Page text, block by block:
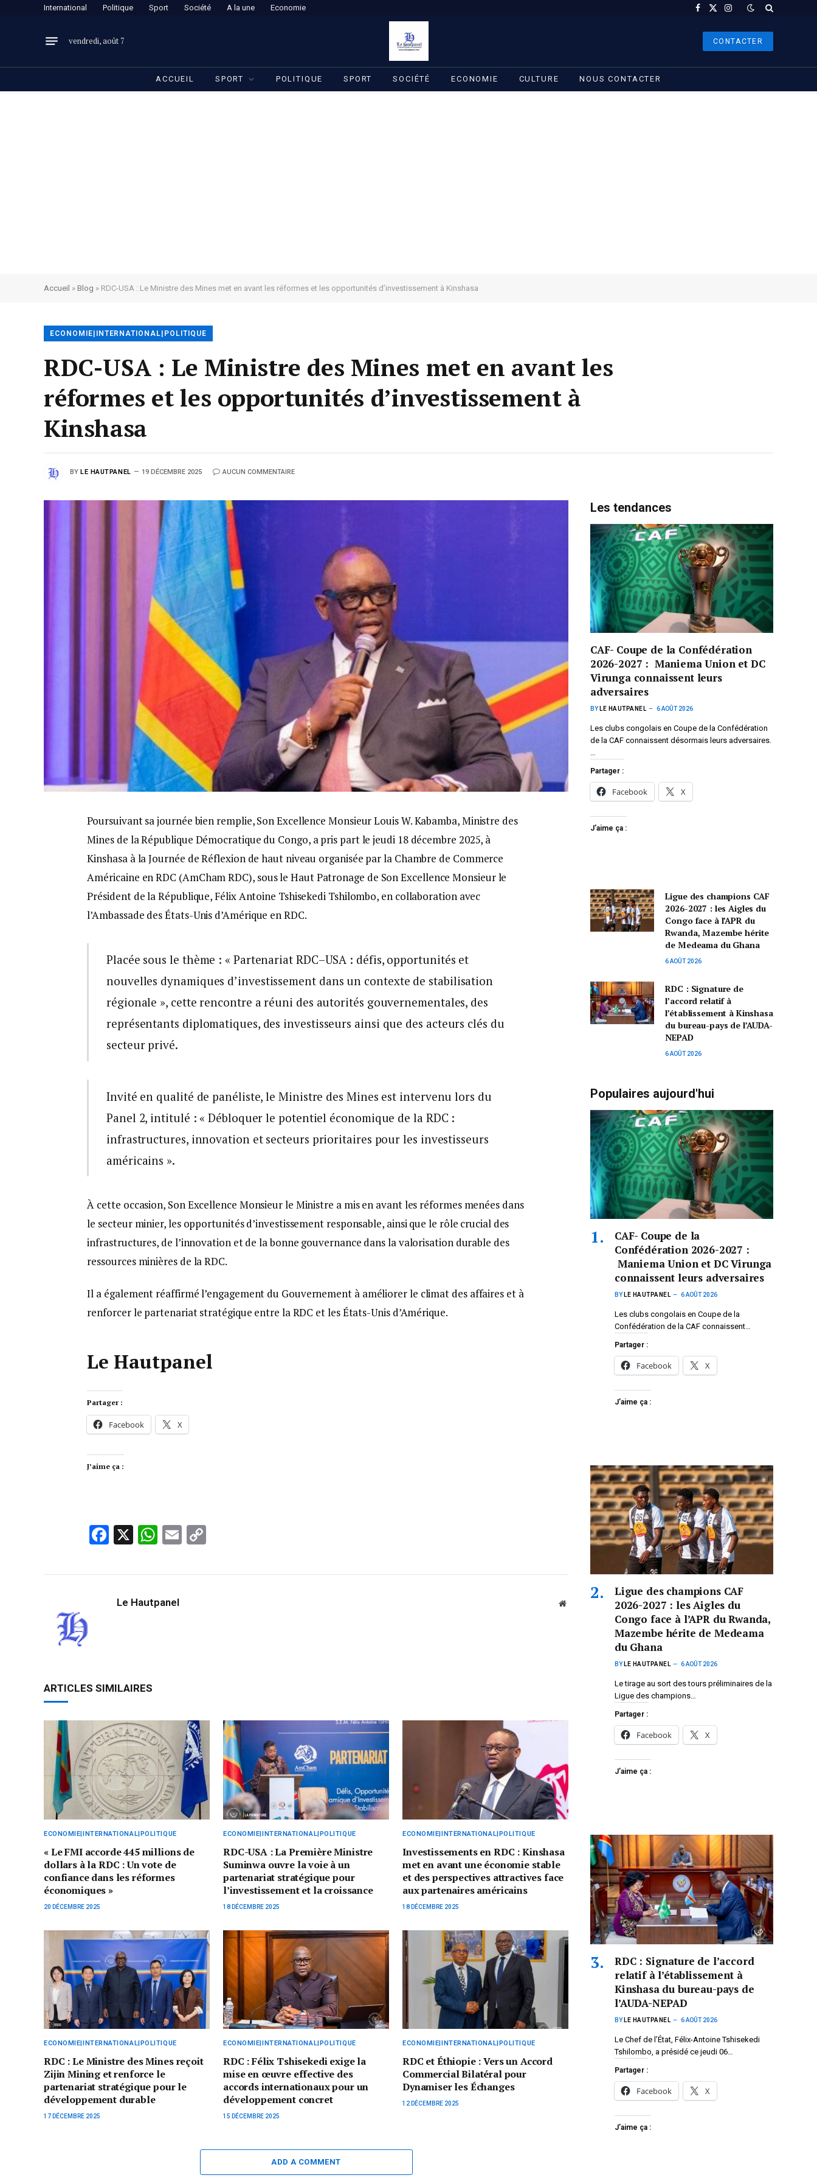
International Politique Sport Société A la une Economie Facebook
X
Instagram
vendredi, août 7 CONTACTER
ACCUEIL SPORT POLITIQUE SPORT SOCIÉTÉ ECONOMIE CULTURE NOUS CONTACTER
Accueil » Blog » RDC-USA : Le Ministre des Mines met en avant les réformes et les opportunités d’investissement à Kinshasa
ECONOMIE|INTERNATIONAL|POLITIQUE
RDC-USA : Le Ministre des Mines met en avant les
réformes et les opportunités d’investissement à
Kinshasa
BY LE HAUTPANEL 19 DÉCEMBRE 2025 AUCUN COMMENTAIRE
Poursuivant sa journée bien remplie, Son Excellence Monsieur Louis W. Kabamba, Ministre des
Mines de la République Démocratique du Congo, a pris part le jeudi 18 décembre 2025, à
Kinshasa à la Journée de Réflexion de haut niveau organisée par la Chambre de Commerce
Américaine en RDC (AmCham RDC), sous le Haut Patronage de Son Excellence Monsieur le
Président de la République, Félix Antoine Tshisekedi Tshilombo, en collaboration avec
l’Ambassade des États-Unis d’Amérique en RDC.
Placée sous le thème : « Partenariat RDC–USA : défis, opportunités et
nouvelles dynamiques d’investissement dans un contexte de stabilisation
régionale », cette rencontre a réuni des autorités gouvernementales, des
représentants diplomatiques, des investisseurs ainsi que des acteurs clés du
secteur privé.
Invité en qualité de panéliste, le Ministre des Mines est intervenu lors du
Panel 2, intitulé : « Débloquer le potentiel économique de la RDC :
infrastructures, innovation et secteurs prioritaires pour les investisseurs
américains ».
À cette occasion, Son Excellence Monsieur le Ministre a mis en avant les réformes menées dans
le secteur minier, les opportunités d’investissement responsable, ainsi que le rôle crucial des
infrastructures, de l’innovation et de la bonne gouvernance dans la valorisation durable des
ressources minières de la RDC.
Il a également réaffirmé l’engagement du Gouvernement à améliorer le climat des affaires et à
renforcer le partenariat stratégique entre la RDC et les États-Unis d’Amérique.
Le Hautpanel
Partager :
Facebook X
J’aime ça :
Facebook
X WhatsApp
Email
Le Hautpanel Website
ARTICLES SIMILAIRES
ECONOMIE|INTERNATIONAL|POLITIQUE
« Le FMI accorde 445 millions de
dollars à la RDC : Un vote de
confiance dans les réformes
économiques »
20 DÉCEMBRE 2025
ECONOMIE|INTERNATIONAL|POLITIQUE
RDC-USA : La Première Ministre
Suminwa ouvre la voie à un
partenariat stratégique pour
l’investissement et la croissance
18 DÉCEMBRE 2025
ECONOMIE|INTERNATIONAL|POLITIQUE
Investissements en RDC : Kinshasa
met en avant une économie stable
et des perspectives attractives face
aux partenaires américains
18 DÉCEMBRE 2025
ECONOMIE|INTERNATIONAL|POLITIQUE
RDC : Le Ministre des Mines reçoit
Zijin Mining et renforce le
partenariat stratégique pour le
développement durable
17 DÉCEMBRE 2025
ECONOMIE|INTERNATIONAL|POLITIQUE
RDC : Félix Tshisekedi exige la
mise en œuvre effective des
accords internationaux pour un
développement concret
15 DÉCEMBRE 2025
ECONOMIE|INTERNATIONAL|POLITIQUE
RDC et Éthiopie : Vers un Accord
Commercial Bilatéral pour
Dynamiser les Échanges
12 DÉCEMBRE 2025
ADD A COMMENT
Les tendances
CAF- Coupe de la Confédération
2026-2027 : Maniema Union et DC
Virunga connaissent leurs
adversaires
BY LE HAUTPANEL 6 AOÛT 2026
Les clubs congolais en Coupe de la Confédération
de la CAF connaissent désormais leurs adversaires.
…
Partager :
Facebook X
J’aime ça :
Ligue des champions CAF
2026-2027 : les Aigles du
Congo face à l’APR du
Rwanda, Mazembe hérite
de Medeama du Ghana
6 AOÛT 2026
RDC : Signature de
l’accord relatif à
l’établissement à Kinshasa
du bureau-pays de l’AUDA-
NEPAD
6 AOÛT 2026
Populaires aujourd'hui
CAF- Coupe de la
Confédération 2026-2027 :
Maniema Union et DC Virunga
connaissent leurs adversaires
BY LE HAUTPANEL 6 AOÛT 2026
Les clubs congolais en Coupe de la
Confédération de la CAF connaissent…
Partager :
Facebook X
J’aime ça :
Ligue des champions CAF
2026-2027 : les Aigles du
Congo face à l’APR du Rwanda,
Mazembe hérite de Medeama
du Ghana
BY LE HAUTPANEL 6 AOÛT 2026
Le tirage au sort des tours préliminaires de la
Ligue des champions…
Partager :
Facebook X
J’aime ça :
RDC : Signature de l’accord
relatif à l’établissement à
Kinshasa du bureau-pays de
l’AUDA-NEPAD
BY LE HAUTPANEL 6 AOÛT 2026
Le Chef de l’État, Félix-Antoine Tshisekedi
Tshilombo, a présidé ce jeudi 06…
Partager :
Facebook X
J’aime ça :